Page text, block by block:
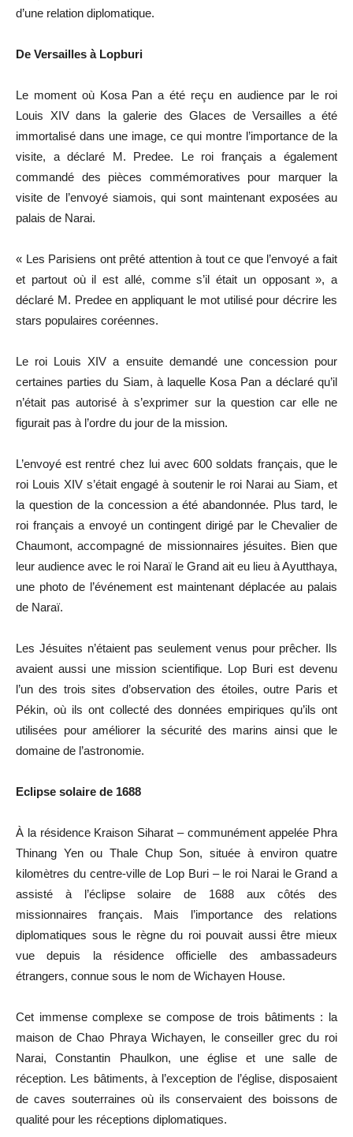
d’une relation diplomatique.
De Versailles à Lopburi
Le moment où Kosa Pan a été reçu en audience par le roi
Louis XIV dans la galerie des Glaces de Versailles a été
immortalisé dans une image, ce qui montre l’importance de la
visite, a déclaré M. Predee. Le roi français a également
commandé des pièces commémoratives pour marquer la
visite de l’envoyé siamois, qui sont maintenant exposées au
palais de Narai.
« Les Parisiens ont prêté attention à tout ce que l’envoyé a fait
et partout où il est allé, comme s’il était un opposant », a
déclaré M. Predee en appliquant le mot utilisé pour décrire les
stars populaires coréennes.
Le roi Louis XIV a ensuite demandé une concession pour
certaines parties du Siam, à laquelle Kosa Pan a déclaré qu’il
n’était pas autorisé à s’exprimer sur la question car elle ne
figurait pas à l’ordre du jour de la mission.
L’envoyé est rentré chez lui avec 600 soldats français, que le
roi Louis XIV s’était engagé à soutenir le roi Narai au Siam, et
la question de la concession a été abandonnée. Plus tard, le
roi français a envoyé un contingent dirigé par le Chevalier de
Chaumont, accompagné de missionnaires jésuites. Bien que
leur audience avec le roi Naraï le Grand ait eu lieu à Ayutthaya,
une photo de l’événement est maintenant déplacée au palais
de Naraï.
Les Jésuites n’étaient pas seulement venus pour prêcher. Ils
avaient aussi une mission scientifique. Lop Buri est devenu
l’un des trois sites d’observation des étoiles, outre Paris et
Pékin, où ils ont collecté des données empiriques qu’ils ont
utilisées pour améliorer la sécurité des marins ainsi que le
domaine de l’astronomie.
Eclipse solaire de 1688
À la résidence Kraison Siharat – communément appelée Phra
Thinang Yen ou Thale Chup Son, située à environ quatre
kilomètres du centre-ville de Lop Buri – le roi Narai le Grand a
assisté à l’éclipse solaire de 1688 aux côtés des
missionnaires français. Mais l’importance des relations
diplomatiques sous le règne du roi pouvait aussi être mieux
vue depuis la résidence officielle des ambassadeurs
étrangers, connue sous le nom de Wichayen House.
Cet immense complexe se compose de trois bâtiments : la
maison de Chao Phraya Wichayen, le conseiller grec du roi
Narai, Constantin Phaulkon, une église et une salle de
réception. Les bâtiments, à l’exception de l’église, disposaient
de caves souterraines où ils conservaient des boissons de
qualité pour les réceptions diplomatiques.